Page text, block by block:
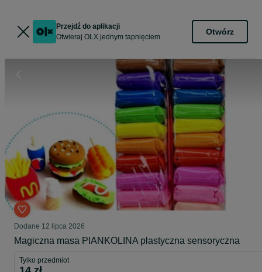
Przejdź do aplikacji
Otwieraj OLX jednym tapnięciem
Otwórz
Dodane 12 lipca 2026
Magiczna masa PIANKOLINA plastyczna sensoryczna
Tylko przedmiot